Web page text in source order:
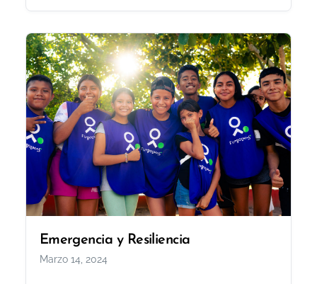
Emergencia y Resiliencia
Marzo 14, 2024